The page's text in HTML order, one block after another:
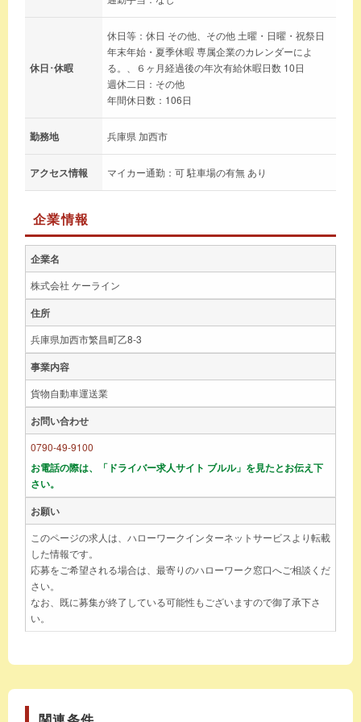
休日･休暇
休日等：休日 その他、その他 土曜・日曜・祝祭日
年末年始・夏季休暇 専属企業のカレンダーによ
る。、６ヶ月経過後の年次有給休暇日数 10日
週休二日：その他
年間休日数：106日
勤務地 兵庫県 加西市
アクセス情報 マイカー通勤：可 駐車場の有無 あり
企業情報
企業名
株式会社 ケーライン
住所
兵庫県加西市繁昌町乙8-3
事業内容
貨物自動車運送業
お問い合わせ
0790-49-9100
お電話の際は、「ドライバー求人サイト ブルル」を見たとお伝え下
さい。
お願い
このページの求人は、ハローワークインターネットサービスより転載
した情報です。
応募をご希望される場合は、最寄りのハローワーク窓口へご相談くだ
さい。
なお、既に募集が終了している可能性もございますので御了承下さ
い。